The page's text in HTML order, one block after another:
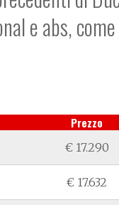
e abs,
Prezzo
€ 17.290
€ 17.632